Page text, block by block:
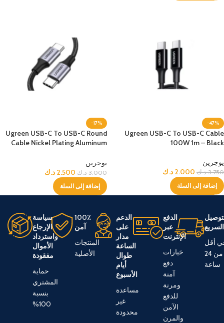
-47%
Ugreen USB-C To USB-C Cable
100W 1m – Black
يوجرين
3.750 د.ك 2.000 د.ك
إضافة إلى السلة
-17%
Ugreen USB-C To USB-C Round
Cable Nickel Plating Aluminum
يوجرين
3.000 د.ك 2.500 د.ك
إضافة إلى السلة
السريع
أقل
من 24
ساعة
الدفع
عبر
الإنترنت
خيارات
دفع
آمنة
ومرنة
للدفع
الآمن
والمرن
الدعم
على
مدار
الساعة
طوال
أيام
الأسبوع
مساعدة
غير
محدودة
100٪
آمن
المنتجات
الأصلية
سياسة
الإرجاع
واسترداد
الأموال
مفقودة
حماية
المشتري
بنسبة
100%